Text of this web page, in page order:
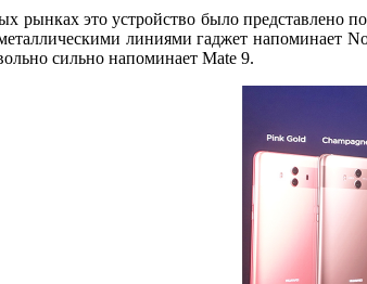
рынках это устройство было представлено
линиями гаджет напоминает
сильно напоминает Mate 9.